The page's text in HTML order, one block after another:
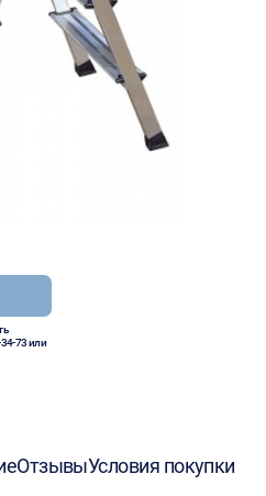
73или
ОтзывыУсловия покупки